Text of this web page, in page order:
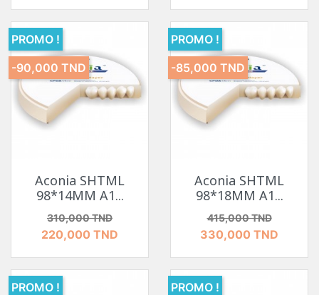
Aconia SHTML
98*14MM A1...
Prix de base
310,000 TNDPrix
220,000 TND
PROMO !
-90,000 TND
Aconia SHTML
98*18MM A1...
Prix de base
415,000 TNDPrix
330,000 TND
PROMO !
-85,000 TND
PROMO !
PROMO !